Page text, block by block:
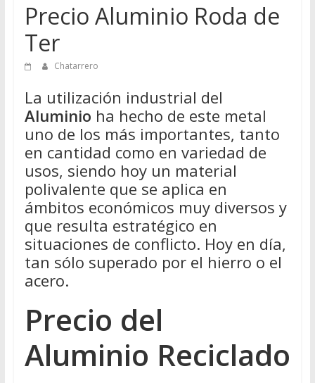
Precio Aluminio Roda de
Ter
Chatarrero
La utilización industrial del
Aluminio ha hecho de este metal
uno de los más importantes, tanto
en cantidad como en variedad de
usos, siendo hoy un material
polivalente que se aplica en
ámbitos económicos muy diversos y
que resulta estratégico en
situaciones de conflicto. Hoy en día,
tan sólo superado por el hierro o el
acero.
Precio del
Aluminio Reciclado